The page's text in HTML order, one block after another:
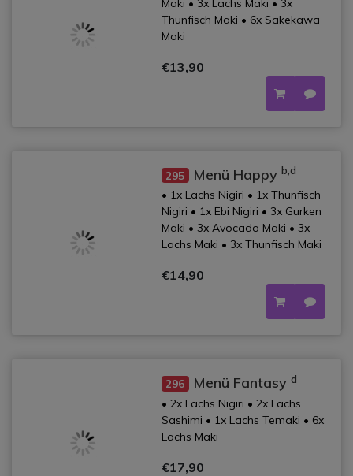
Maki • 3x Lachs Maki • 3x
Thunfisch Maki • 6x Sakekawa
Maki
€13,90
295 Menü Happy b,d
• 1x Lachs Nigiri • 1x Thunfisch
Nigiri • 1x Ebi Nigiri • 3x Gurken
Maki • 3x Avocado Maki • 3x
Lachs Maki • 3x Thunfisch Maki
€14,90
296 Menü Fantasy d
• 2x Lachs Nigiri • 2x Lachs
Sashimi • 1x Lachs Temaki • 6x
Lachs Maki
€17,90